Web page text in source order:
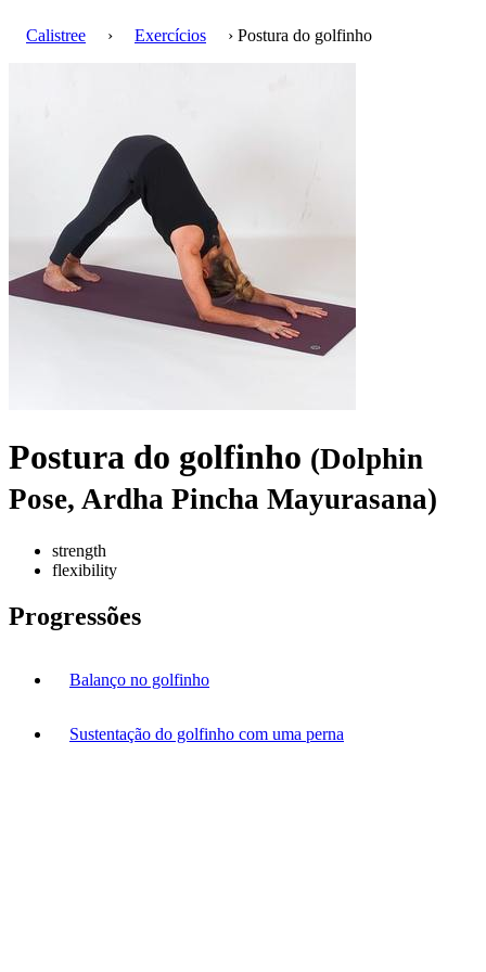
Calistree › Exercícios › Postura do golfinho
Postura do golfinho (Dolphin
Pose, Ardha Pincha Mayurasana)
strength
flexibility
Progressões
Balanço no golfinho
Sustentação do golfinho com uma perna